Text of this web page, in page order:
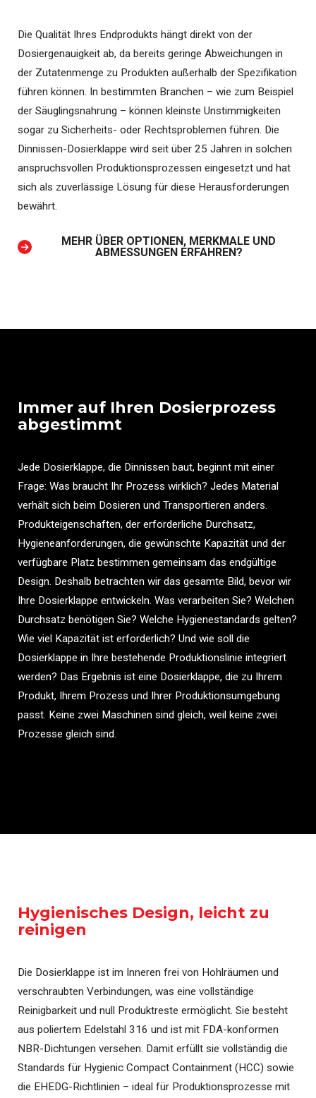
Die Qualität Ihres Endprodukts hängt direkt von der
Dosiergenauigkeit ab, da bereits geringe Abweichungen in
der Zutatenmenge zu Produkten außerhalb der Spezifikation
führen können. In bestimmten Branchen – wie zum Beispiel
der Säuglingsnahrung – können kleinste Unstimmigkeiten
sogar zu Sicherheits- oder Rechtsproblemen führen. Die
Dinnissen-Dosierklappe wird seit über 25 Jahren in solchen
anspruchsvollen Produktionsprozessen eingesetzt und hat
sich als zuverlässige Lösung für diese Herausforderungen
bewährt.
MEHR ÜBER OPTIONEN, MERKMALE UND
ABMESSUNGEN ERFAHREN?
Immer auf Ihren Dosierprozess
abgestimmt
Jede Dosierklappe, die Dinnissen baut, beginnt mit einer
Frage: Was braucht Ihr Prozess wirklich? Jedes Material
verhält sich beim Dosieren und Transportieren anders.
Produkteigenschaften, der erforderliche Durchsatz,
Hygieneanforderungen, die gewünschte Kapazität und der
verfügbare Platz bestimmen gemeinsam das endgültige
Design. Deshalb betrachten wir das gesamte Bild, bevor wir
Ihre Dosierklappe entwickeln. Was verarbeiten Sie? Welchen
Durchsatz benötigen Sie? Welche Hygienestandards gelten?
Wie viel Kapazität ist erforderlich? Und wie soll die
Dosierklappe in Ihre bestehende Produktionslinie integriert
werden? Das Ergebnis ist eine Dosierklappe, die zu Ihrem
Produkt, Ihrem Prozess und Ihrer Produktionsumgebung
passt. Keine zwei Maschinen sind gleich, weil keine zwei
Prozesse gleich sind.
Hygienisches Design, leicht zu
reinigen
Die Dosierklappe ist im Inneren frei von Hohlräumen und
verschraubten Verbindungen, was eine vollständige
Reinigbarkeit und null Produktreste ermöglicht. Sie besteht
aus poliertem Edelstahl 316 und ist mit FDA-konformen
NBR-Dichtungen versehen. Damit erfüllt sie vollständig die
Standards für Hygienic Compact Containment (HCC) sowie
die EHEDG-Richtlinien – ideal für Produktionsprozesse mit